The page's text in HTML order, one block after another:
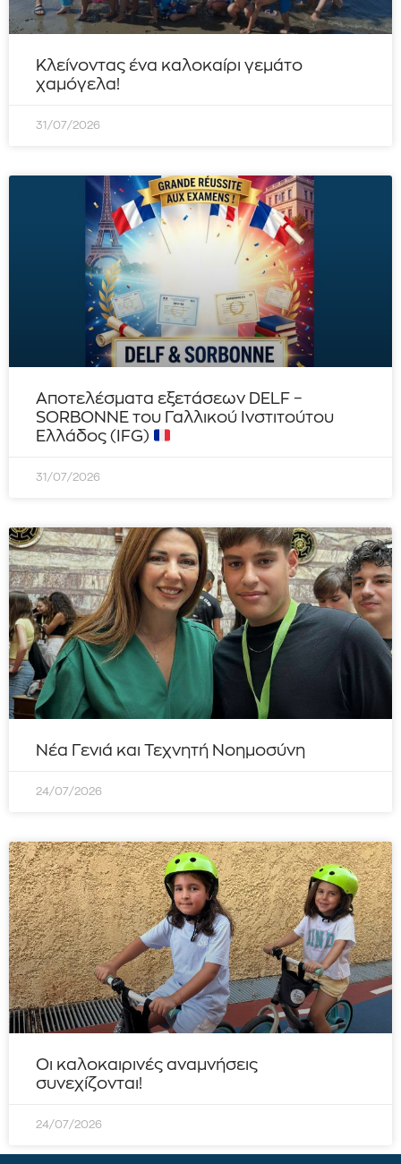
Κλείνοντας ένα καλοκαίρι γεμάτο
χαμόγελα!
31/07/2026
Αποτελέσματα εξετάσεων DELF –
SORBONNE του Γαλλικού Ινστιτούτου
Ελλάδος (IFG)
31/07/2026
Νέα Γενιά και Τεχνητή Νοημοσύνη
24/07/2026
Οι καλοκαιρινές αναμνήσεις
συνεχίζονται!
24/07/2026